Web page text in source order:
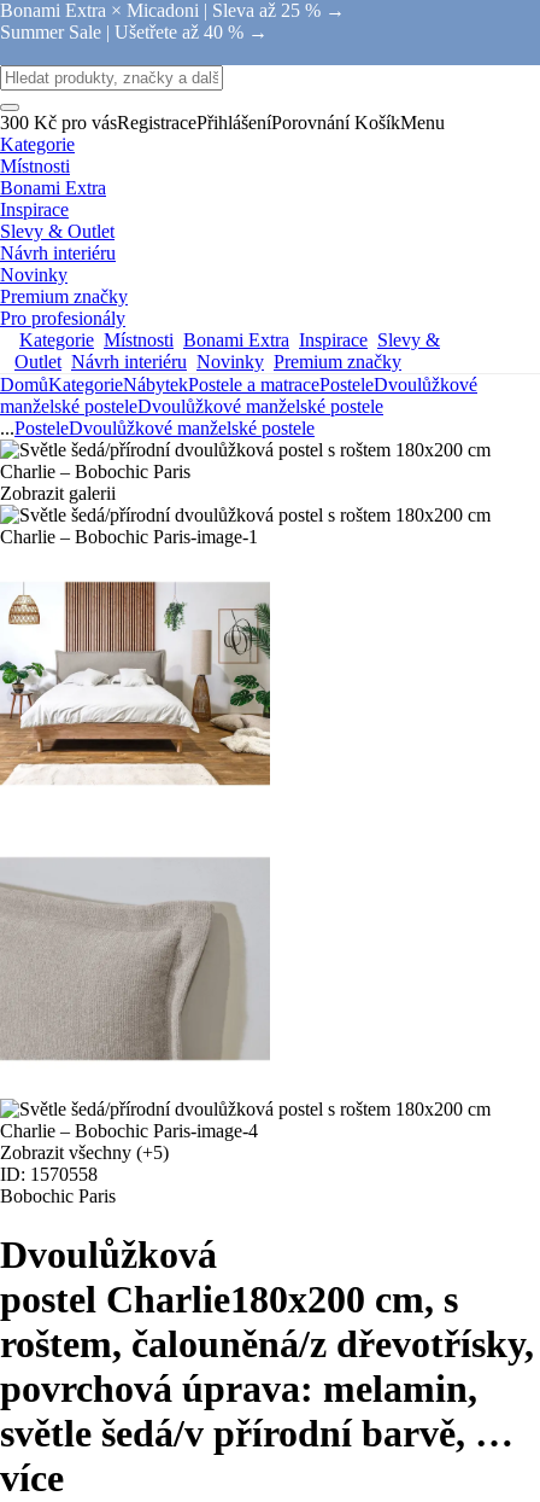
Bonami Extra × Micadoni | Sleva až 25 % →
Summer Sale | Ušetřete až 40 % →
300 Kč pro vásRegistracePřihlášeníPorovnání KošíkMenu
Kategorie
Místnosti
Bonami Extra
Inspirace
Slevy & Outlet
Návrh interiéru
Novinky
Premium značky
Pro profesionály
Kategorie Místnosti Bonami Extra Inspirace Slevy &
Outlet Návrh interiéru Novinky Premium značky
DomůKategorieNábytekPostele a matracePosteleDvoulůžkové
manželské posteleDvoulůžkové manželské postele
...PosteleDvoulůžkové manželské postele
Zobrazit galerii
Zobrazit všechny (+5)
ID: 1570558
Bobochic Paris
Dvoulůžková
postel Charlie180x200 cm, s
roštem, čalouněná/z dřevotřísky,
povrchová úprava: melamin,
světle šedá/v přírodní barvě, …
více